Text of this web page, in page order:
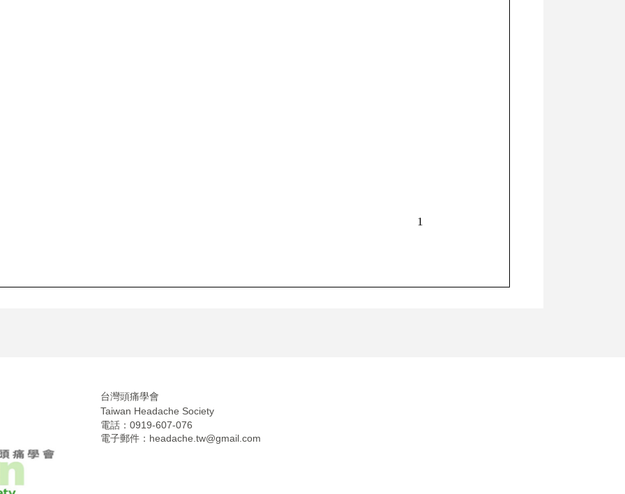
台灣頭痛學會
Taiwan Headache Society
電話：0919-607-076
電子郵件： headache.tw@gmail.com